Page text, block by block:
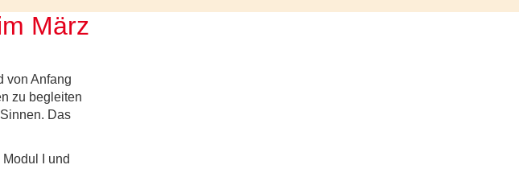
März
von Anfang
zu begleiten
Das
I und